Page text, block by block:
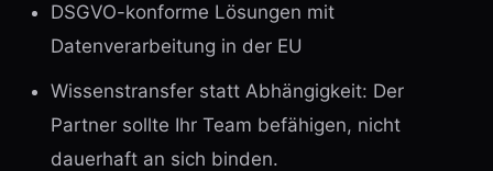
DSGVO-konforme Lösungen mit
Datenverarbeitung in der EU
Wissenstransfer statt Abhängigkeit: Der
Partner sollte Ihr Team befähigen, nicht
dauerhaft an sich binden.